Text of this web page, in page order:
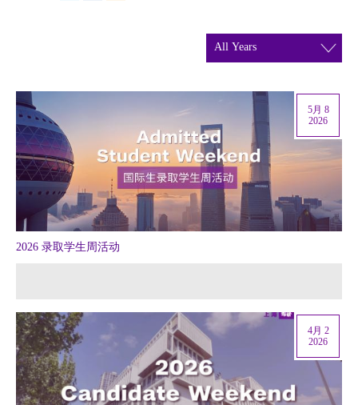
支持我们
2026 录取学生周活动
5月 8
2026
4月 2
2026